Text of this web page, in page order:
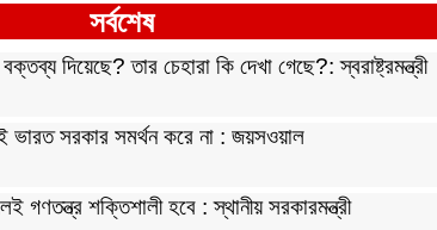
সর্বশেষ
দিয়েছে? তার চেহারা কি দেখা গেছে?: স্বরাষ্ট্রমন্ত্রী
ভারত সরকার সমর্থন করে না : জয়সওয়াল
গণতন্ত্র শক্তিশালী হবে : স্থানীয় সরকারমন্ত্রী